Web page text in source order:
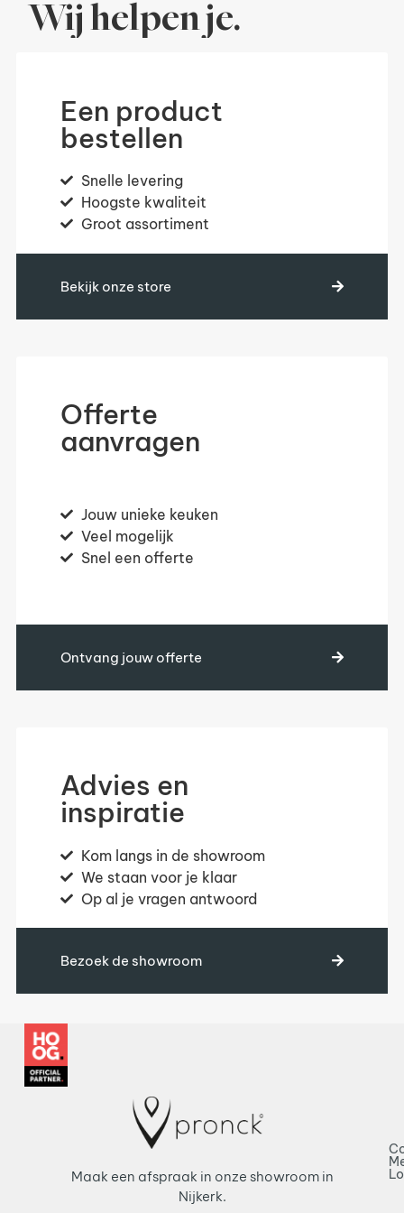
Wij helpen je.
Een product
bestellen
Snelle levering
Hoogste kwaliteit
Groot assortiment
Bekijk onze store
Offerte
aanvragen
Jouw unieke keuken
Veel mogelijk
Snel een offerte
Ontvang jouw offerte
Advies en
inspiratie
Kom langs in de showroom
We staan voor je klaar
Op al je vragen antwoord
Bezoek de showroom
Maak een afspraak in onze showroom in
Nijkerk.